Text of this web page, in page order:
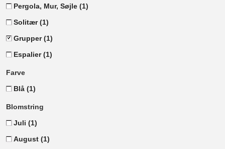
Pergola, Mur, Søjle (1)
Solitær(1)
Grupper(1)
Espalier(1)
Farve
Blå (1)
Blomstring
Juli (1)
August (1)